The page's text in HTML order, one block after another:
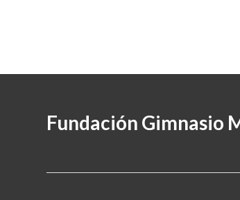
Fundación Gimnasio